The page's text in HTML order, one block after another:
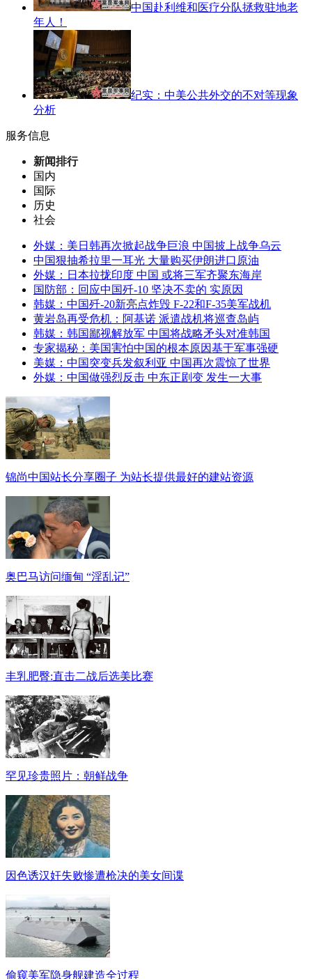
中国赴利维和医疗分队拯救驻地老
年人！
纪实：中美公共外交的不对等现象
分析
服务信息
新闻排行
国内
国际
历史
社会
外媒：美日韩再次掀起战争巨浪 中国披上战争乌云
中国狠抽希拉里一耳光 大量购买伊朗进口原油
外媒：日本拉拢印度 中国 或将三军齐聚东海岸
国防部：回应中国歼-10 坚决不卖的 实原因
韩媒：中国歼-20新亮点炸毁 F-22和F-35美军战机
黄岩岛再受危机：阿基诺 派遣战机将巡查岛屿
韩媒：韩国鄙视解放军 中国将战略矛头对准韩国
专家揭秘：美国害怕中国的根本原因基于军事强硬
美媒：中国突变兵发叙利亚 中国再次震惊了世界
外媒：中国做强烈反击 中东正剧变 发生一大事
锦尚中国站长分享圈子 为站长提供最好的建站资源
奥巴马访问缅甸 “淫乱记”
丰乳肥臀:直击二战后选美比赛
罕见珍贵照片：朝鲜战争
因色诱汉奸失败惨遭枪决的美女间谍
偷窥美军隐身舰建造全过程